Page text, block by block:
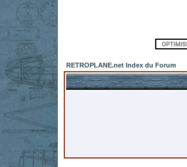
RETROPLANE.net Index du Forum